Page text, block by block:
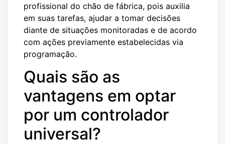
profissional do chão de fábrica, pois auxilia
em suas tarefas, ajudar a tomar decisões
diante de situações monitoradas e de acordo
com ações previamente estabelecidas via
programação.
Quais são as
vantagens em optar
por um controlador
universal?